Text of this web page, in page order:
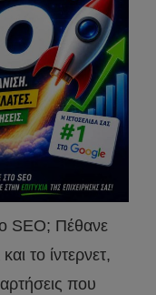
SEO; Πέθανε
το ίντερνετ,
που